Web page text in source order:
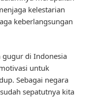
kelestarian
keberlangsungan
gugur di Indonesia
untuk
Sebagai negara
sepatutnya kita